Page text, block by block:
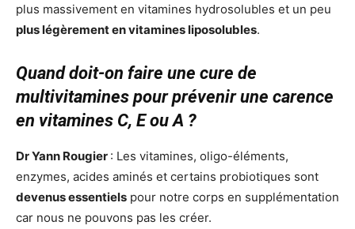
plus massivement en vitamines hydrosolubles et un peu
plus légèrement en vitamines liposolubles.
Quand doit-on faire une cure de
multivitamines pour prévenir une carence
en vitamines C, E ou A ?
Dr Yann Rougier : Les vitamines, oligo-éléments,
enzymes, acides aminés et certains probiotiques sont
devenus essentiels pour notre corps en supplémentation
car nous ne pouvons pas les créer.